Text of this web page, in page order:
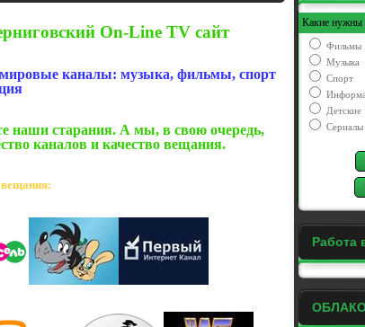
On-Line TV сайт
мировые каналы: музыка, фильмы, спорт
наши старания. А мы, в свою очередь,
каналов и качество вещания.
Какие нужны
Фильмы
Музыка
Спорт
Детские
Сериалы
Работа